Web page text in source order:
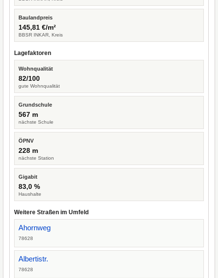
Baulandpreis
145,81 €/m²
BBSR INKAR, Kreis
Lagefaktoren
Wohnqualität
82/100
gute Wohnqualität
Grundschule
567 m
nächste Schule
ÖPNV
228 m
nächste Station
Gigabit
83,0 %
Haushalte
Weitere Straßen im Umfeld
Ahornweg
78628
Albertistr.
78628